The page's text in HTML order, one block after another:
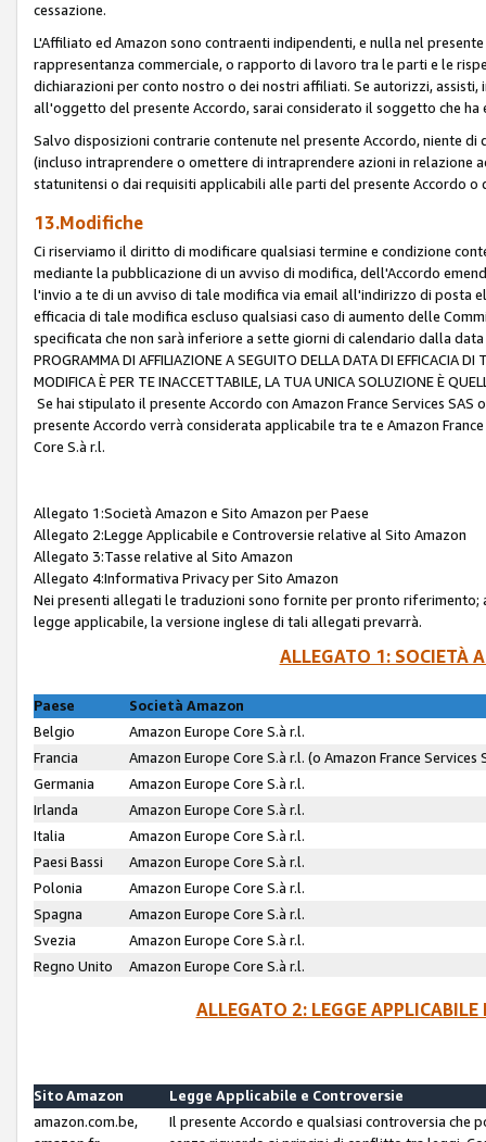
cessazione.
L'Affiliato ed Amazon sono contraenti indipendenti, e nulla nel
rappresentanza commerciale, o rapporto di lavoro tra le parti e le
dichiarazioni per conto nostro o dei nostri affiliati. Se autorizzi,
all'oggetto del presente Accordo, sarai considerato il soggetto che
Salvo disposizioni contrarie contenute nel presente Accordo, niente
(incluso intraprendere o omettere di intraprendere azioni in relazione
statunitensi o dai requisiti applicabili alle parti del presente Accordo o
13.Modifiche
Ci riserviamo il diritto di modificare qualsiasi termine e condizione
mediante la pubblicazione di un avviso di modifica, dell'Accordo
l'invio a te di un avviso di tale modifica via email all'indirizzo di
efficacia di tale modifica escluso qualsiasi caso di aumento delle
specificata che non sarà inferiore a sette giorni di calendario dalla data
PROGRAMMA DI AFFILIAZIONE A SEGUITO DELLA DATA DI EFFICACIA
MODIFICA È PER TE INACCETTABILE, LA TUA UNICA SOLUZIONE È
Se hai stipulato il presente Accordo con Amazon France Services
presente Accordo verrà considerata applicabile tra te e Amazon
Core S.à r.l.
Allegato 1:Società Amazon e Sito Amazon per Paese
Allegato 2:Legge Applicabile e Controversie relative al Sito Amazon
Allegato 3:Tasse relative al Sito Amazon
Allegato 4:Informativa Privacy per Sito Amazon
Nei presenti allegati le traduzioni sono fornite per pronto riferimento;
legge applicabile, la versione inglese di tali allegati prevarrà.
ALLEGATO 1: SOCIETÀ
Paese
Società Amazon
Belgio
Amazon Europe Core S.à r.l.
Francia
Amazon Europe Core S.à r.l. (o Amazon France
Germania
Amazon Europe Core S.à r.l.
Irlanda
Amazon Europe Core S.à r.l.
Italia
Amazon Europe Core S.à r.l.
Paesi Bassi
Amazon Europe Core S.à r.l.
Polonia
Amazon Europe Core S.à r.l.
Spagna
Amazon Europe Core S.à r.l.
Svezia
Amazon Europe Core S.à r.l.
Regno Unito
Amazon Europe Core S.à r.l.
ALLEGATO 2: LEGGE
Sito Amazon
Legge Applicabile e Controversie
amazon.com.be,
Il presente Accordo e qualsiasi controversia che